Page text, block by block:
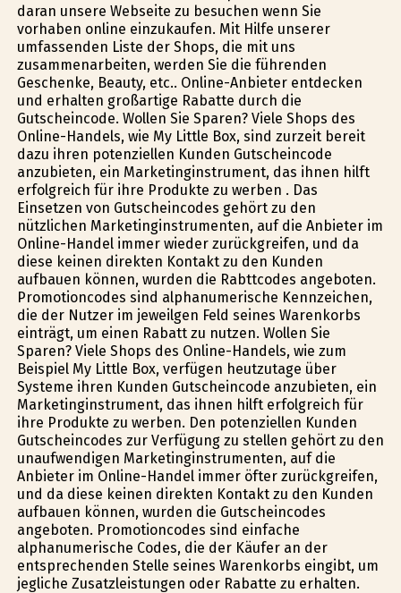
daran unsere Webseite zu besuchen wenn Sie
vorhaben online einzukaufen. Mit Hilfe unserer
umfassenden Liste der Shops, die mit uns
zusammenarbeiten, werden Sie die führenden
Geschenke, Beauty, etc.. Online-Anbieter entdecken
und erhalten großartige Rabatte durch die
Gutscheincode. Wollen Sie Sparen? Viele Shops des
Online-Handels, wie My Little Box, sind zurzeit bereit
dazu ihren potenziellen Kunden Gutscheincode
anzubieten, ein Marketinginstrument, das ihnen hilft
erfolgreich für ihre Produkte zu werben . Das
Einsetzen von Gutscheincodes gehört zu den
nützlichen Marketinginstrumenten, auf die Anbieter im
Online-Handel immer wieder zurückgreifen, und da
diese keinen direkten Kontakt zu den Kunden
aufbauen können, wurden die Rabttcodes angeboten.
Promotioncodes sind alphanumerische Kennzeichen,
die der Nutzer im jeweilgen Feld seines Warenkorbs
einträgt, um einen Rabatt zu nutzen. Wollen Sie
Sparen? Viele Shops des Online-Handels, wie zum
Beispiel My Little Box, verfügen heutzutage über
Systeme ihren Kunden Gutscheincode anzubieten, ein
Marketinginstrument, das ihnen hilft erfolgreich für
ihre Produkte zu werben. Den potenziellen Kunden
Gutscheincodes zur Verfügung zu stellen gehört zu den
unaufwendigen Marketinginstrumenten, auf die
Anbieter im Online-Handel immer öfter zurückgreifen,
und da diese keinen direkten Kontakt zu den Kunden
aufbauen können, wurden die Gutscheincodes
angeboten. Promotioncodes sind einfache
alphanumerische Codes, die der Käufer an der
entsprechenden Stelle seines Warenkorbs eingibt, um
jegliche Zusatzleistungen oder Rabatte zu erhalten.